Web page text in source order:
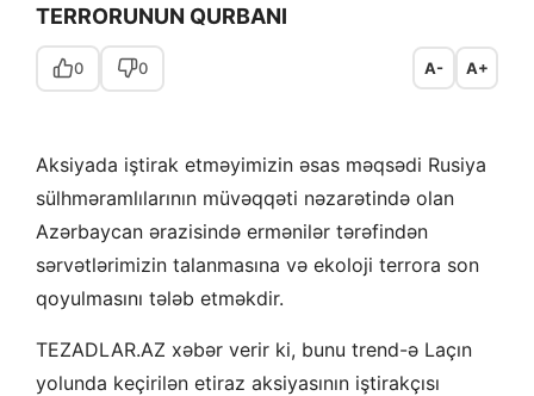
TERRORUNUN QURBANI
0 0 A- A+
Aksiyada iştirak etməyimizin əsas məqsədi Rusiya
sülhməramlılarının müvəqqəti nəzarətində olan
Azərbaycan ərazisində ermənilər tərəfindən
sərvətlərimizin talanmasına və ekoloji terrora son
qoyulmasını tələb etməkdir.
TEZADLAR.AZ xəbər verir ki, bunu trend-ə Laçın
yolunda keçirilən etiraz aksiyasının iştirakçısı